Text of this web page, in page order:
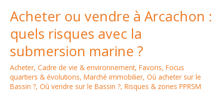
Acheter ou vendre à Arcachon :
quels risques avec la
submersion marine ?
Acheter, Cadre de vie & environnement, Favoris, Focus
quartiers & évolutions, Marché immobilier, Où acheter sur le
Bassin ?, Où vendre sur le Bassin ?, Risques & zones PPRSM